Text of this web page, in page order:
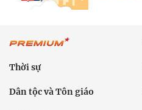
Thời sự
Dân tộc và Tôn giáo